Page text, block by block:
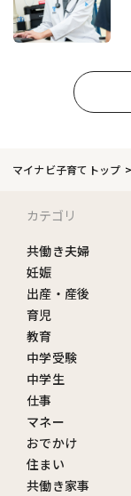
マイナビ子育てトップ
カテゴリ
共働き夫婦
妊娠
出産・産後
育児
教育
中学受験
中学生
仕事
マネー
おでかけ
住まい
共働き家事